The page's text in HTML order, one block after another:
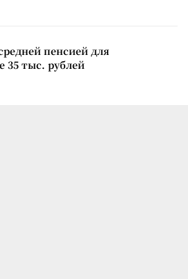
пенсией для
тыс. рублей